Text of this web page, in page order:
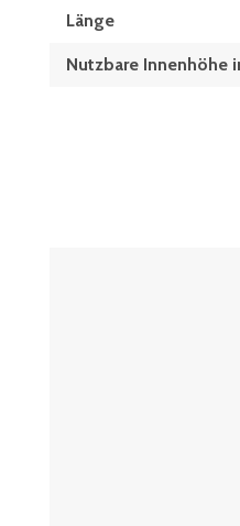
Länge
Nutzbare Innenhöhe